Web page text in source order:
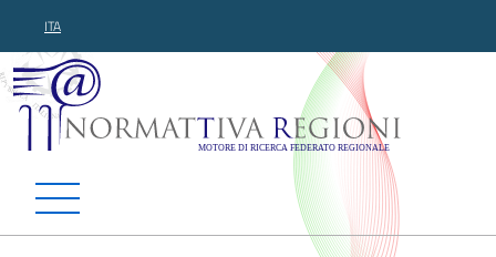
ITA
Normattiva Regioni -